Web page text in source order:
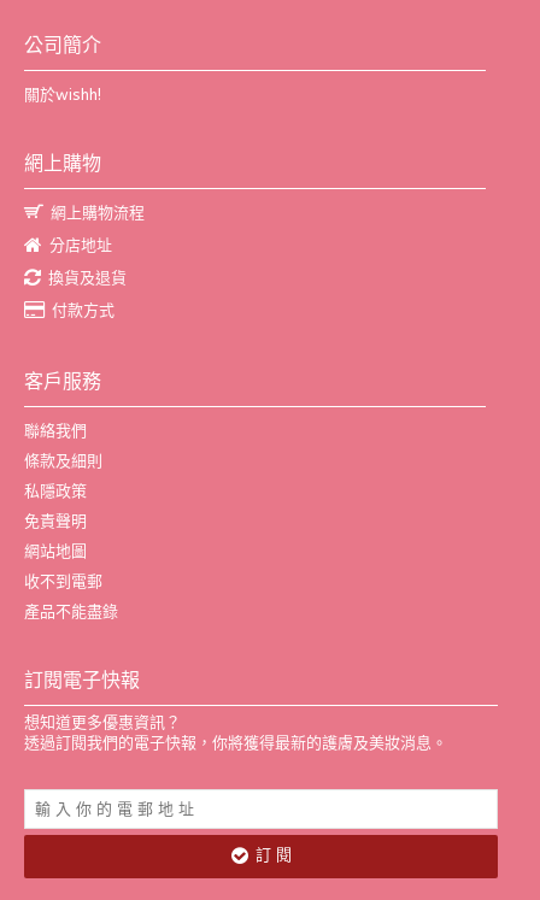
公司簡介
關於wishh!
網上購物
網上購物流程
分店地址
換貨及退貨
付款方式
客戶服務
聯絡我們
條款及細則
私隱政策
免責聲明
網站地圖
收不到電郵
產品不能盡錄
訂閱電子快報
想知道更多優惠資訊？
透過訂閱我們的電子快報，你將獲得最新的護膚及美妝消息。
訂 閱